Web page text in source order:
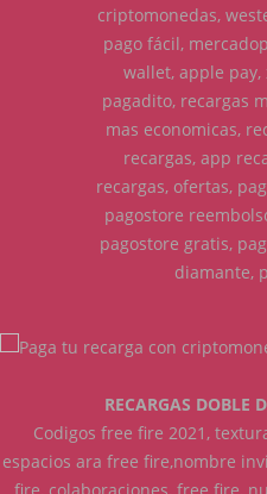
criptomonedas,
pago fácil,
wallet, apple pay,
pagadito, recargas
mas economicas,
recargas, app
recargas, ofertas,
pagostore
pagostore gratis,
diamante,
RECARGAS DOBLE
Codigos free fire 2021,
espacios ara free fire,nombre